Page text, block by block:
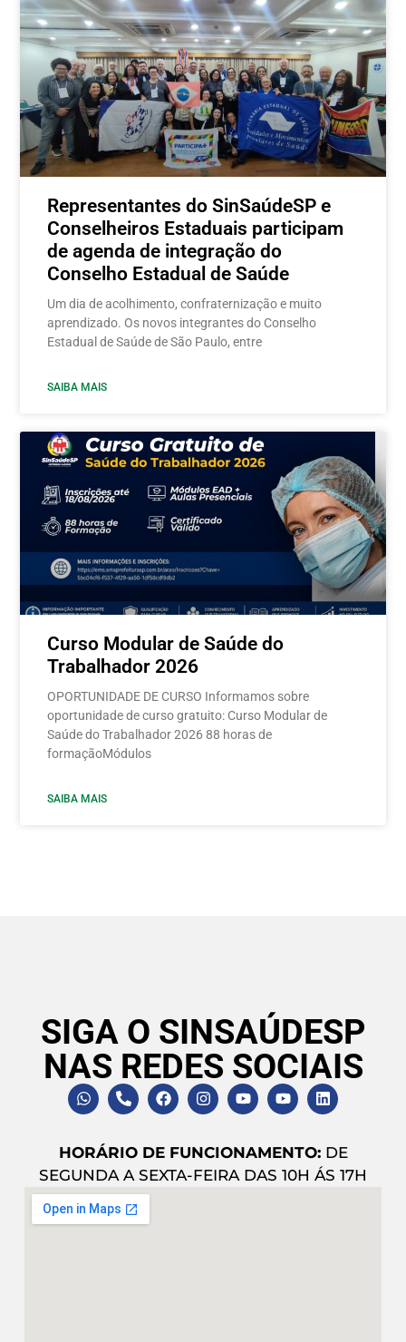
Representantes do SinSaúdeSP e
Conselheiros Estaduais participam
de agenda de integração do
Conselho Estadual de Saúde
Um dia de acolhimento, confraternização e muito
aprendizado. Os novos integrantes do Conselho
Estadual de Saúde de São Paulo, entre
SAIBA MAIS
Curso Modular de Saúde do
Trabalhador 2026
OPORTUNIDADE DE CURSO Informamos sobre
oportunidade de curso gratuito: Curso Modular de
Saúde do Trabalhador 2026 88 horas de
formaçãoMódulos
SAIBA MAIS
SIGA O SINSAÚDESP
NAS REDES SOCIAIS
HORÁRIO DE FUNCIONAMENTO:DE
SEGUNDA A SEXTA-FEIRA DAS 10H ÁS 17H